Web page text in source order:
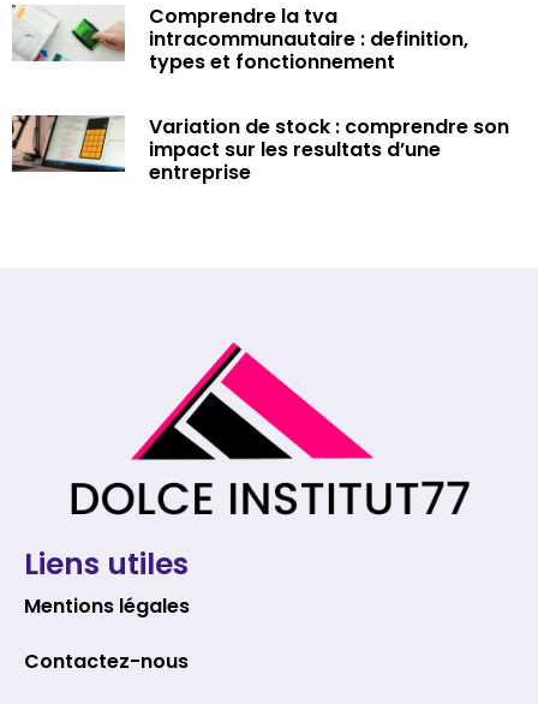
Comprendre la tva
intracommunautaire : definition,
types et fonctionnement
Variation de stock : comprendre son
impact sur les resultats d’une
entreprise
Liens utiles
Mentions légales
Contactez-nous